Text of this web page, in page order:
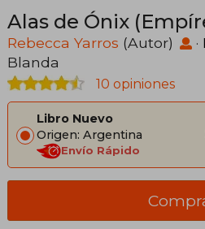
Alas de Ónix
Rebecca Yarros (Autor) ·
Blanda
10 opiniones
Libro Nuevo
Origen: Argentina
Envío Rápido